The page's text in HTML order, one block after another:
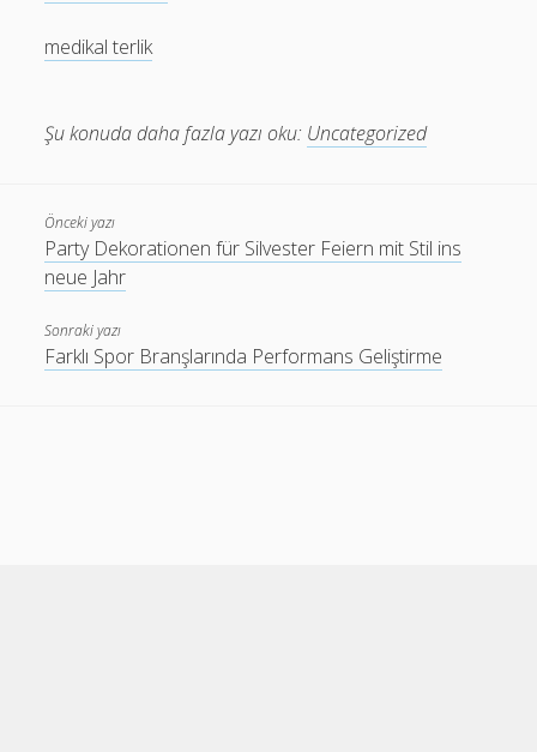
medikal terlik
Şu konuda daha fazla yazı oku: Uncategorized
Önceki yazı
Party Dekorationen für Silvester Feiern mit Stil ins
neue Jahr
Sonraki yazı
Farklı Spor Branşlarında Performans Geliştirme